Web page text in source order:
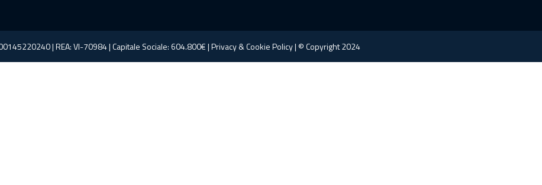
| REA: VI-70984 | Capitale Sociale: 604.800€ |Privacy&CookiePolicy | © Copyright 2024